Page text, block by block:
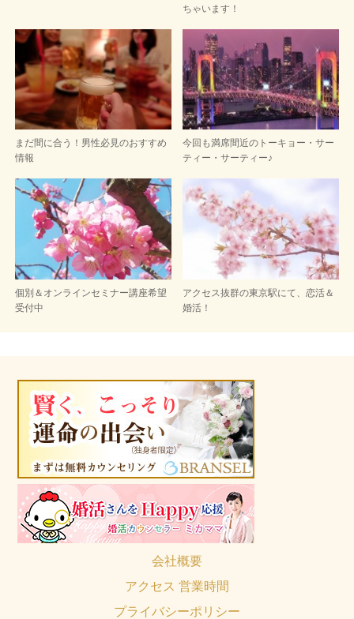
ちゃいます！
まだ間に合う！男性必見のおすすめ
情報
今回も満席間近のトーキョー・サー
ティー・サーティー♪
個別＆オンラインセミナー講座希望
受付中
アクセス抜群の東京駅にて、恋活＆
婚活！
会社概要
アクセス 営業時間
プライバシーポリシー